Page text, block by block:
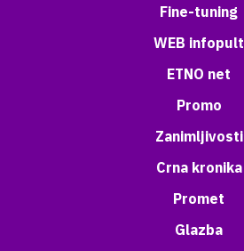
Fine-tuning
WEB infopult
ETNO net
Promo
Zanimljivosti
Crna kronika
Promet
Glazba